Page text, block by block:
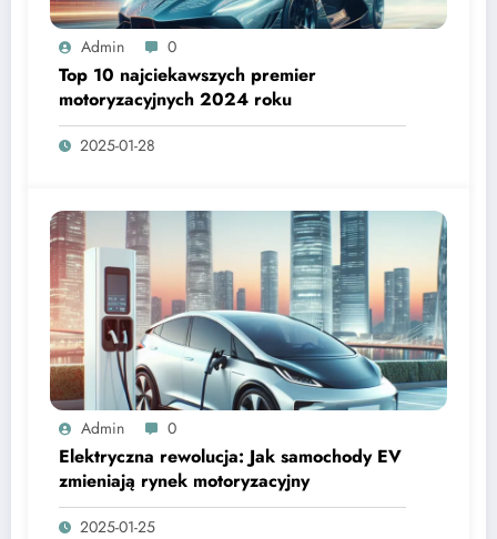
Admin 0
Top 10 najciekawszych premier
motoryzacyjnych 2024 roku
2025-01-28
Admin 0
Elektryczna rewolucja: Jak samochody EV
zmieniają rynek motoryzacyjny
2025-01-25